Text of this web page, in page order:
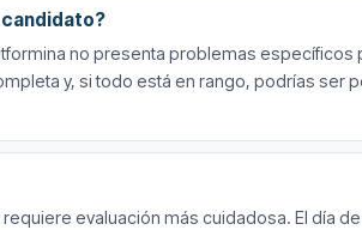
candidato?
no presenta problemas
y, si todo está en rango, podrías
evaluación más cuidadosa. El día